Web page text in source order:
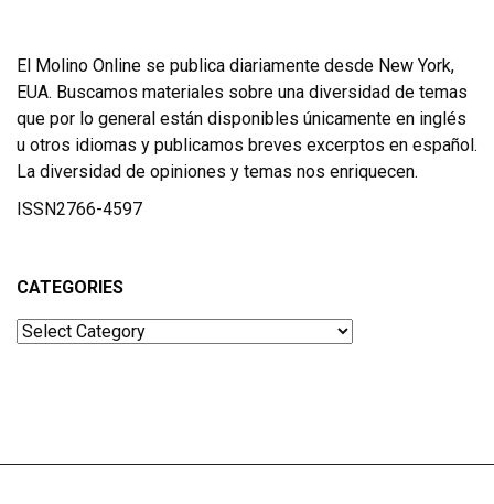
El Molino Online se publica diariamente desde New York,
EUA. Buscamos materiales sobre una diversidad de temas
que por lo general están disponibles únicamente en inglés
u otros idiomas y publicamos breves excerptos en español.
La diversidad de opiniones y temas nos enriquecen.
ISSN2766-4597
CATEGORIES
Categories